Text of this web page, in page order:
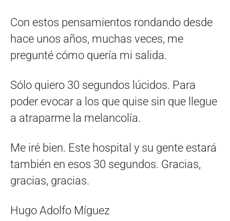
Con estos pensamientos rondando desde
hace unos años, muchas veces, me
pregunté cómo quería mi salida.
Sólo quiero 30 segundos lúcidos. Para
poder evocar a los que quise sin que llegue
a atraparme la melancolía.
Me iré bien. Este hospital y su gente estará
también en esos 30 segundos. Gracias,
gracias, gracias.
Hugo Adolfo Míguez